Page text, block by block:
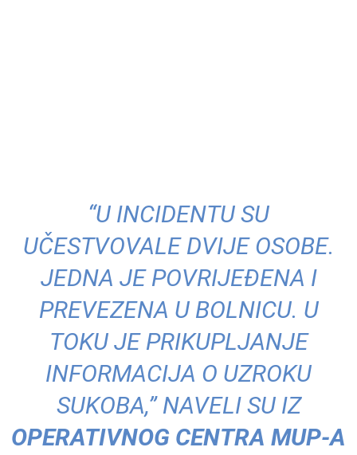
“U INCIDENTU SU
UČESTVOVALE DVIJE OSOBE.
JEDNA JE POVRIJEĐENA I
PREVEZENA U BOLNICU. U
TOKU JE PRIKUPLJANJE
INFORMACIJA O UZROKU
SUKOBA,” NAVELI SU IZ
OPERATIVNOG CENTRA MUP-A